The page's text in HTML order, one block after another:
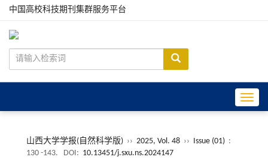
中国高校科技期刊集群服务平台
山西大学学报(自然科学版) ›› 2025, Vol. 48 ›› Issue (01) :
130 -143.
DOI: 10.13451/j.sxu.ns.2024147